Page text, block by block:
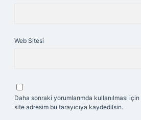
Web Sitesi
Daha sonraki yorumlarımda kullanılması
site adresim bu tarayıcıya kaydedilsin.